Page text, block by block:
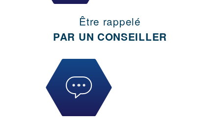
Être rappelé
PAR UN CONSEILLER